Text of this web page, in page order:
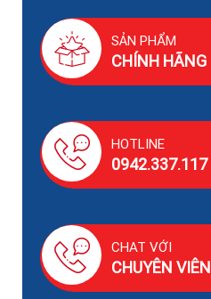
SẢN PHẨM
CHÍNH HÃNG
HOTLINE
0942.337.117
CHAT VỚI
CHUYÊN VIÊN